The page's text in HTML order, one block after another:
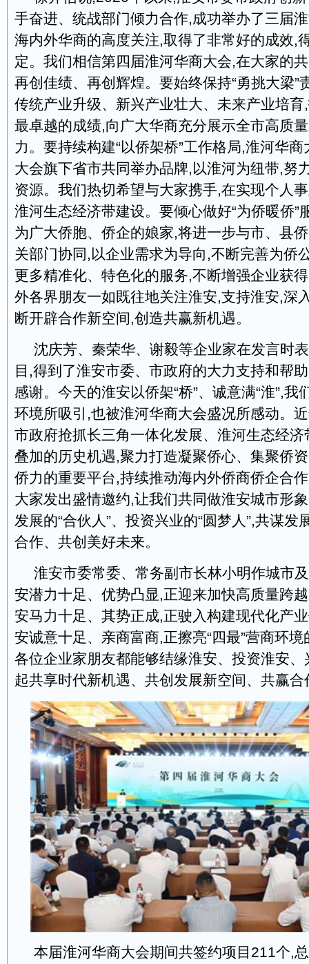
手奋进、统战部门倾力合作,成功举办了三届
海内外华商的高度关注,取得了非常好的成效,
定。我们相信第四届淮河华商大会,在大家的
再创佳绩、再创辉煌。要始终保持“勇挑大梁”
传统产业升级、新兴产业壮大、未来产业培
最卓越的成绩,向广大华商充分展示全市高质
力。要持续构建“以侨架桥”工作格局,淮河华
大会旗下省市共同举办品牌,以淮河为纽带,努
资源。我们热切希望与大家携手,在实现个人
淮河生态经济带建设。要倾心做好“为侨暖侨”
为广大侨胞、侨企的娘家,将进一步与市、县
关部门协同,以企业需求为导向,不断完善为侨
更多精准化、特色化的服务,不断增强企业获
外各界朋友一如既往地关注淮安,支持淮安,深
断开辟合作新空间,创造共赢新机遇。
沈庆芳、秦荣华、谢毅等企业家在发言时
目,得到了淮安市委、市政府的大力支持和帮
感谢。今天的淮安以侨架“桥”、诚意满“淮”,我
环境所吸引,也被淮河华商大会盛况所感动。
市政府抢抓长三角一体化发展、淮河生态经
叠加的历史机遇,聚力打造凝聚侨心、集聚侨
侨力的重要平台,持续推动海内外侨商侨企合
大家发出盛情邀约,让我们共同做淮安城市形
发展的“合伙人”、投资兴业的“圆梦人”,共谋发
合作、共创美好未来。
淮安市委常委、常务副市长林小明作城市
安潜力十足、优势凸显,正迎来加快高质量跨
安马力十足、其势正成,正驶入构建现代化产
安诚意十足、亲商富商,正擦亮“四最”营商环境
各位企业家朋友都能够结缘淮安、投资淮安
起共享时代新机遇、共创发展新空间、共赢合
本届淮河华商大会期间共签约项目211个,